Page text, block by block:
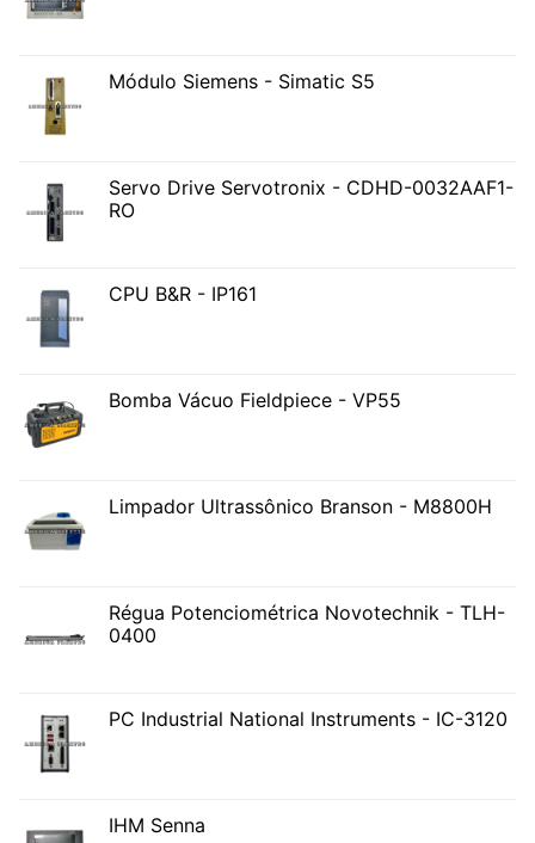
Módulo Siemens - Simatic S5
Servo Drive Servotronix - CDHD-0032AAF1-
RO
CPU B&R - IP161
Bomba Vácuo Fieldpiece - VP55
Limpador Ultrassônico Branson - M8800H
Régua Potenciométrica Novotechnik - TLH-
0400
PC Industrial National Instruments - IC-3120
IHM Senna